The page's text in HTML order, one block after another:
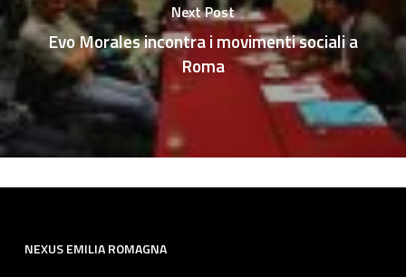
Next Post
Evo Morales incontra i movimenti sociali a
Roma
NEXUS EMILIA ROMAGNA